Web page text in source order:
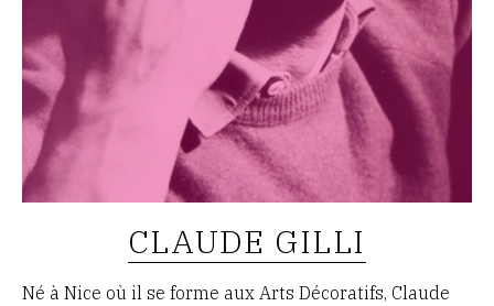
CLAUDE GILLI
Né à Nice où il se forme aux Arts Décoratifs, Claude